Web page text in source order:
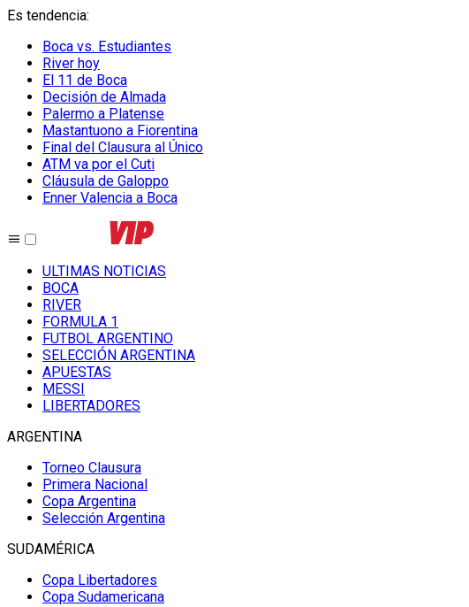
Es tendencia:
Boca vs. Estudiantes
River hoy
El 11 de Boca
Decisión de Almada
Palermo a Platense
Mastantuono a Fiorentina
Final del Clausura al Único
ATM va por el Cuti
Cláusula de Galoppo
Enner Valencia a Boca
ULTIMAS NOTICIAS
BOCA
RIVER
FORMULA 1
FUTBOL ARGENTINO
SELECCIÓN ARGENTINA
APUESTAS
MESSI
LIBERTADORES
ARGENTINA
Torneo Clausura
Primera Nacional
Copa Argentina
Selección Argentina
SUDAMÉRICA
Copa Libertadores
Copa Sudamericana